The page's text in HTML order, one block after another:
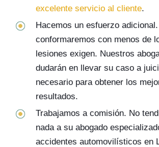
excelente servicio al cliente.
Hacemos un esfuerzo
conformaremos con menos de
lesiones exigen. Nuestros
dudarán en llevar su caso a
necesario para obtener los
resultados.
Trabajamos a comisión. No
nada a su abogado
accidentes automovilísticos en